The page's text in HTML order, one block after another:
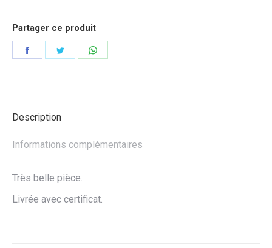
Partager ce produit
Partager Partager
Description
Informations complémentaires
Très belle pièce.
Livrée avec certificat.